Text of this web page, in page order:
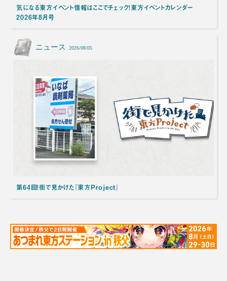
気になる東方イベント情報はここでチェック！東方イベントカレンダー
2026年8月号
ニュース 2026/08/05
第64回！街で見かけた『東方Project』